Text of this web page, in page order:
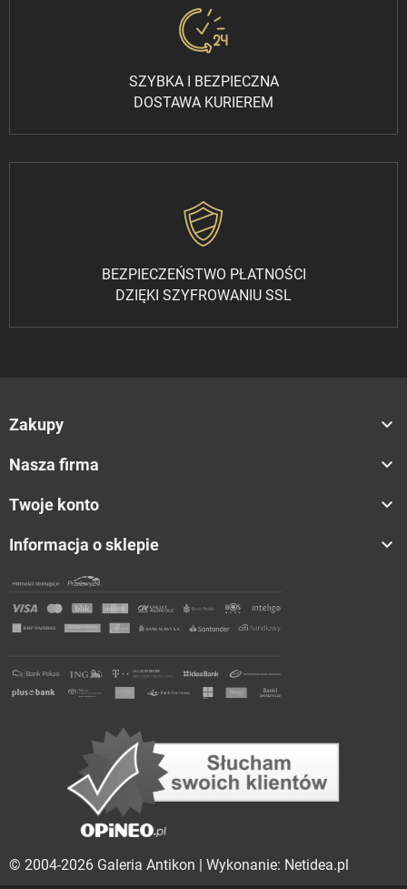
SZYBKA I BEZPIECZNA
DOSTAWA KURIEREM
BEZPIECZEŃSTWO PŁATNOŚCI
DZIĘKI SZYFROWANIU SSL
Zakupy 
Nasza firma 
Twoje konto 
Informacja o sklepie 
© 2004-2026 Galeria Antikon | Wykonanie: Netidea.pl